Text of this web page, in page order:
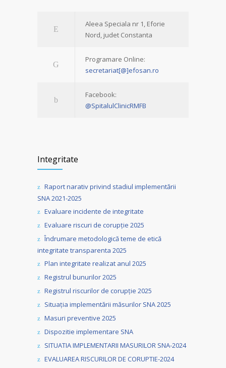
Aleea Speciala nr 1, Eforie
Nord, judet Constanta
Programare Online:
secretariat[@]efosan.ro
Facebook:
@SpitalulClinicRMFB
Integritate
Raport narativ privind stadiul implementării
SNA 2021-2025
Evaluare incidente de integritate
Evaluare riscuri de corupție 2025
Îndrumare metodologică teme de etică
integritate transparenta 2025
Plan integritate realizat anul 2025
Registrul bunurilor 2025
Registrul riscurilor de corupție 2025
Situația implementării măsurilor SNA 2025
Masuri preventive 2025
Dispozitie implementare SNA
SITUATIA IMPLEMENTARII MASURILOR SNA-2024
EVALUAREA RISCURILOR DE CORUPTIE-2024